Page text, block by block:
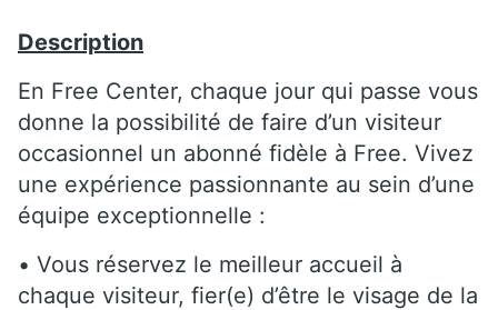
Description
En Free Center, chaque jour qui passe vous
donne la possibilité de faire d’un visiteur
occasionnel un abonné fidèle à Free. Vivez
une expérience passionnante au sein d’une
équipe exceptionnelle :
• Vous réservez le meilleur accueil à
chaque visiteur, fier(e) d’être le visage de la